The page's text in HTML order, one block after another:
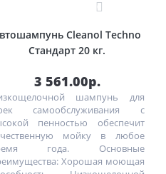
0
Cleanol Techno
Стандарт 20 кг.
3 561.00р.
шампунь для
самообслуживания с
пенностью обеспечит
мойку в любое
года. Основные
Хорошая моющая